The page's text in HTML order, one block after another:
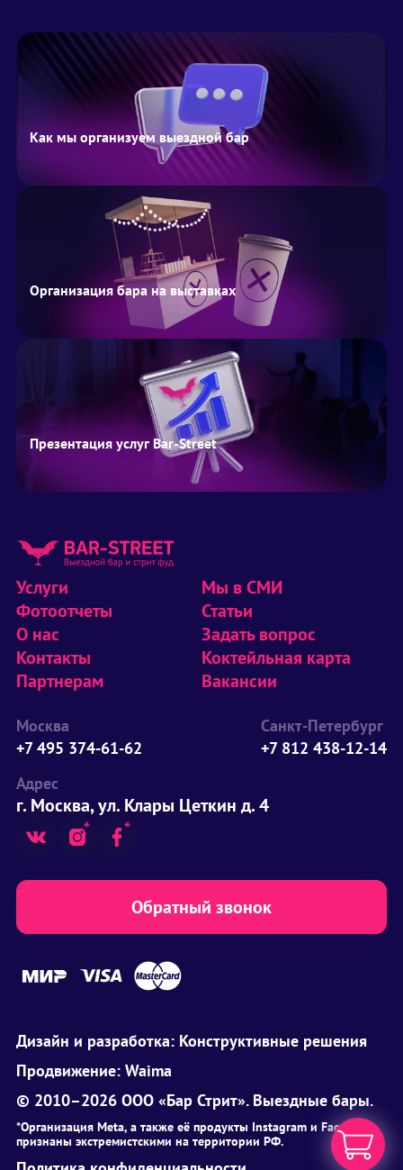
Как мы организуем выездной бар
Организация бара на выставках
Презентация услуг Bar-Street
Услуги
Фотоотчеты
О нас
Контакты
Партнерам
Мы в СМИ
Статьи
Задать вопрос
Коктейльная карта
Вакансии
Москва
+7 495 374-61-62
Санкт-Петербург
+7 812 438-12-14
Адрес
г. Москва, ул. Клары Цеткин д. 4
Обратный звонок
Дизайн и разработка: Конструктивные решения
Продвижение: Waima
© 2010–2026 ООО «Бар Стрит». Выездные бары.
*Организация Meta, а также её продукты Instagram и Facebook
признаны экстремистскими на территории РФ.